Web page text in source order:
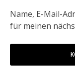
Name, E-Mail-
für meinen